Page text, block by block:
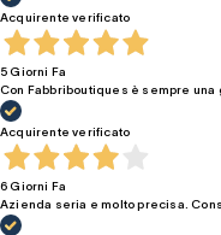
Acquirente verificato
5 Giorni Fa
Con Fabbriboutiques è sempre una
Acquirente verificato
6 Giorni Fa
Azienda seria e molto precisa.